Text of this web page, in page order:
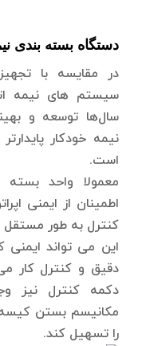
دستگاه بسته بندی
در مقایسه با
سیستم های نیمه
سال‌ها توسعه و
نیمه خودکار
است.
معمولا واحد بسته
اطمینان از ایمنی
کنترل به طور
این می تواند ایمنی
دقیق و کنترل کار
دکمه کنترل نیز
مکانیسم بستن
را تسهیل کند.